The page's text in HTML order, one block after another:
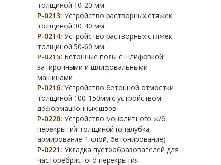
толщиной 10-20 мм
Р-0213: Устройство растворных стяжек
толщиной 30-40 мм
Р-0214: Устройство растворных стяжек
толщиной 50-60 мм
Р-0215: Бетонные полы с шлифовкой
затирочными и шлифовальными
машинами
Р-0216: Устройство бетонной отмостки
толщиной 100-150мм с устройством
деформационных швов
Р-0220: Устройство монолитного ж/б
перекрытий толщиной (опалубка,
армирование-1 слой, бетонирование)
Р-0221: Укладка пустообразователей для
часторебристого перекрытия